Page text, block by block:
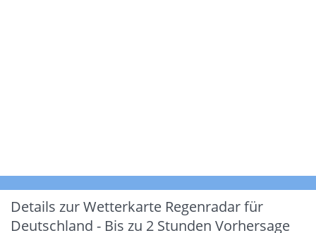
Details zur Wetterkarte Regenradar für
Deutschland - Bis zu 2 Stunden Vorhersage